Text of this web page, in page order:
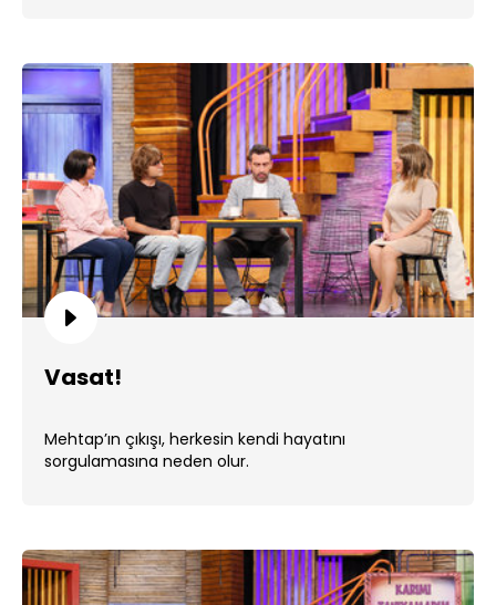
Vasat!
Mehtap’ın çıkışı, herkesin kendi hayatını
sorgulamasına neden olur.